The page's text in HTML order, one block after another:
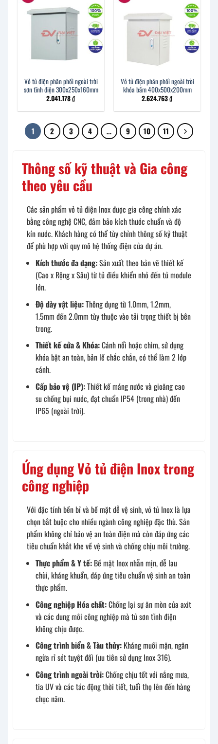
Vỏ tủ điện phân phối ngoài trời
sơn tĩnh điện 300x250x160mm
2.041.178₫
Vỏ tủ điện phân phối ngoài trời
khóa bấm 400x500x200mm
2.624.763₫
1 2 3 4 … 9 10 11
Thông số kỹ thuật và Gia công
theo yêu cầu
Các sản phẩm vỏ tủ điện Inox được gia công chính xác
bằng công nghệ CNC, đảm bảo kích thước chuẩn và độ
kín nước. Khách hàng có thể tùy chỉnh thông số kỹ thuật
để phù hợp với quy mô hệ thống điện của dự án.
Kích thước đa dạng:Sản xuất theo bản vẽ thiết kế
(Cao x Rộng x Sâu) từ tủ điều khiển nhỏ đến tủ module
lớn.
Độ dày vật liệu:Thông dụng từ 1.0mm, 1.2mm,
1.5mm đến 2.0mm tùy thuộc vào tải trọng thiết bị bên
trong.
Thiết kế cửa & Khóa:Cánh nổi hoặc chìm, sử dụng
khóa bật an toàn, bản lề chắc chắn, có thể làm 2 lớp
cánh.
Cấp bảo vệ (IP):Thiết kế máng nước và gioăng cao
su chống bụi nước, đạt chuẩn IP54 (trong nhà) đến
IP65 (ngoài trời).
Ứng dụng Vỏ tủ điện Inox trong
công nghiệp
Với đặc tính bền bỉ và bề mặt dễ vệ sinh, vỏ tủ Inox là lựa
chọn bắt buộc cho nhiều ngành công nghiệp đặc thù. Sản
phẩm không chỉ bảo vệ an toàn điện mà còn đáp ứng các
tiêu chuẩn khắt khe về vệ sinh và chống chịu môi trường.
Thực phẩm & Y tế: Bề mặt Inox nhẵn mịn, dễ lau
chùi, kháng khuẩn, đáp ứng tiêu chuẩn vệ sinh an toàn
thực phẩm.
Công nghiệp Hóa chất:Chống lại sự ăn mòn của axit
và các dung môi công nghiệp mà tủ sơn tĩnh điện
không chịu được.
Công trình biển & Tàu thủy: Kháng muối mặn, ngăn
ngừa rỉ sét tuyệt đối (ưu tiên sử dụng Inox 316).
Công trình ngoài trời:Chống chịu tốt với nắng mưa,
tia UV và các tác động thời tiết, tuổi thọ lên đến hàng
chục năm.